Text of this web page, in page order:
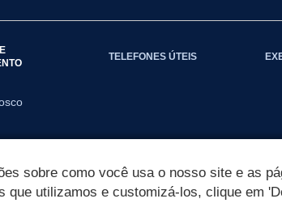
TELEFONES ÚTEIS
sobre como você usa o nosso site e as
que utilizamos e customizá-los, clique em